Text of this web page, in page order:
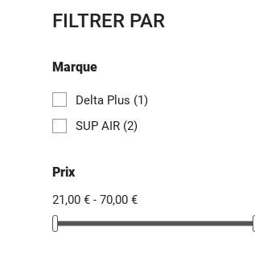
FILTRER PAR
Marque
Delta Plus (1)
SUP AIR (2)
Prix
21,00 € - 70,00 €